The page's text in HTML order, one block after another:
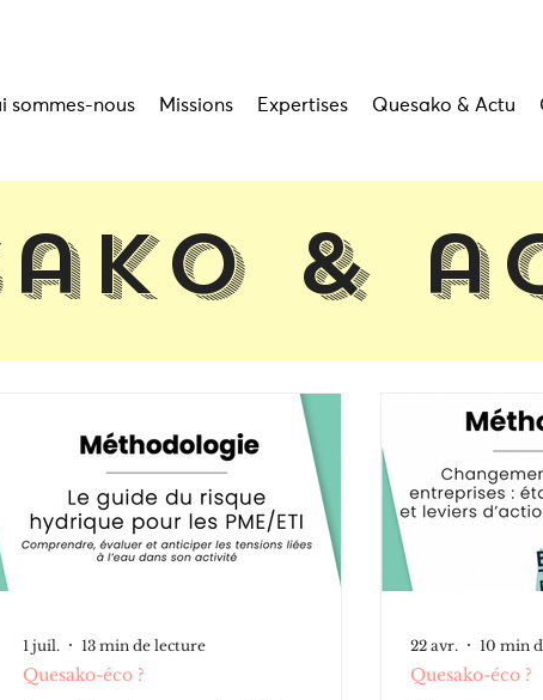
sommes-nous Missions Expertises Quesako & Actu
&
1 juil. 13 min de lecture
Quesako-éco ?
22 avr. 10 min
Quesako-éco ?